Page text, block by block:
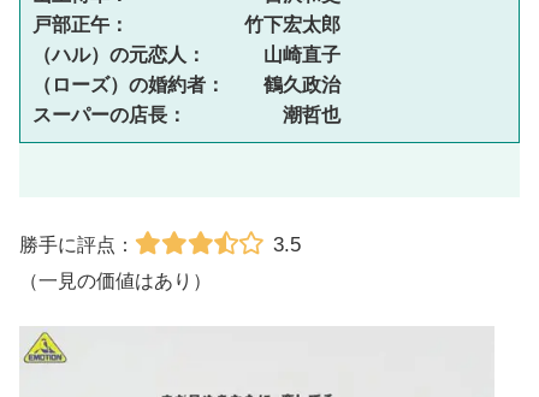
戸部正午：　　　　　　竹下宏太郎
（ハル）の元恋人：　　　山崎直子
（ローズ）の婚約者：　　鶴久政治
スーパーの店長：　　　　　潮哲也
勝手に評点： 3.5
（一見の価値はあり）